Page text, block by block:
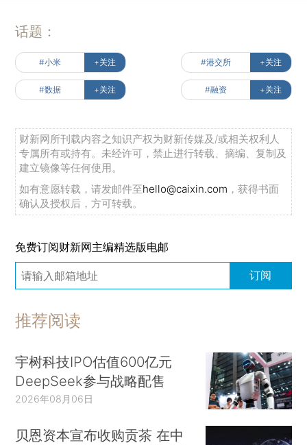
话题：
#小米 +关注 #港交所 +关注
#数据 +关注 #融资 +关注
财新网所刊载内容之知识产权为财新传媒及/或相关权利人
专属所有或持有。未经许可，禁止进行转载、摘编、复制及
建立镜像等任何使用。
如有意愿转载，请发邮件至hello@caixin.com ，获得书面
确认及授权后，方可转载。
免费订阅财新网主编精选版电邮
订阅
推荐阅读
宇树科技IPO估值600亿元
DeepSeek参与战略配售
2026年08月06日
贝恩资本宣布收购贡茶 在中